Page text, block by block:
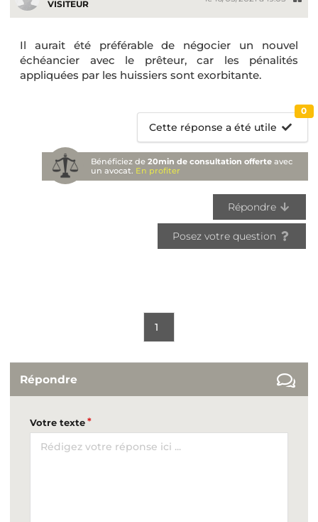
VISITEUR
Il aurait été préférable de négocier un nouvel
échéancier avec le prêteur, car les pénalités
appliquées par les huissiers sont exorbitante.
Cette réponse a été utile
0
Bénéficiez de20min de consultation offerte avec
un avocat. En profiter
Répondre
Posez votre question
1
Répondre
Votre texte